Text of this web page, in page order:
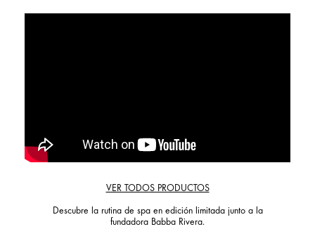
VER TODOS PRODUCTOS
Descubre la rutina de spa en edición limitada junto a la
fundadora Babba Rivera.